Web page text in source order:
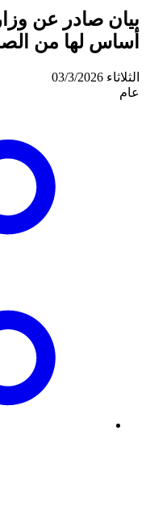
بيان صادر عن
أساس لها من
الثلاثاء 03/3/2026
عام